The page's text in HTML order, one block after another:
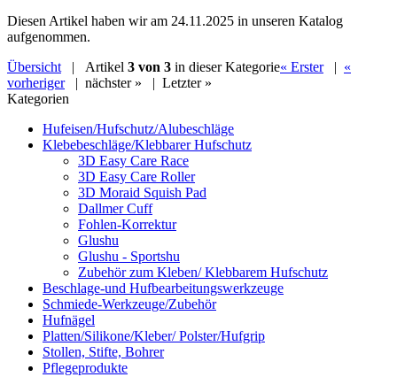
Diesen Artikel haben wir am 24.11.2025 in unseren Katalog
aufgenommen.
Übersicht| Artikel 3 von 3 in dieser Kategorie« Erster| «
vorheriger| nächster » | Letzter »
Kategorien
Hufeisen/Hufschutz/Alubeschläge
Klebebeschläge/Klebbarer Hufschutz
3D Easy Care Race
3D Easy Care Roller
3D Moraid Squish Pad
Dallmer Cuff
Fohlen-Korrektur
Glushu
Glushu - Sportshu
Zubehör zum Kleben/ Klebbarem Hufschutz
Beschlage-und Hufbearbeitungswerkzeuge
Schmiede-Werkzeuge/Zubehör
Hufnägel
Platten/Silikone/Kleber/ Polster/Hufgrip
Stollen, Stifte, Bohrer
Pflegeprodukte